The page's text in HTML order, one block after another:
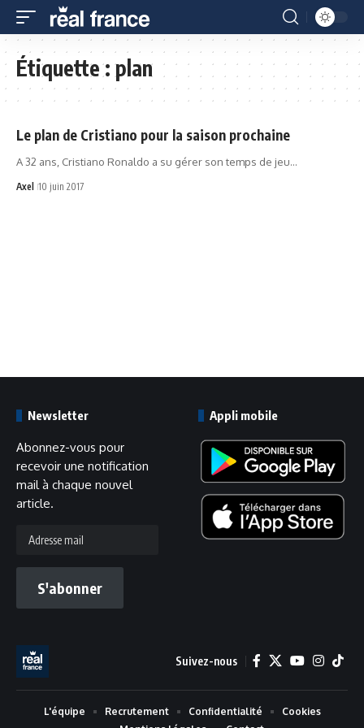
Étiquette :plan
Le plan de Cristiano pour la saison prochaine
A 32 ans, Cristiano Ronaldo a su gérer son temps de jeu…
Axel 10 juin 2017
Newsletter
Abonnez-vous pour
recevoir une notification
mail à chaque nouvel
article.
mail
S'abonner
Appli mobile
Suivez-nous
L'équipe Recrutement Confidentialité
Cookies